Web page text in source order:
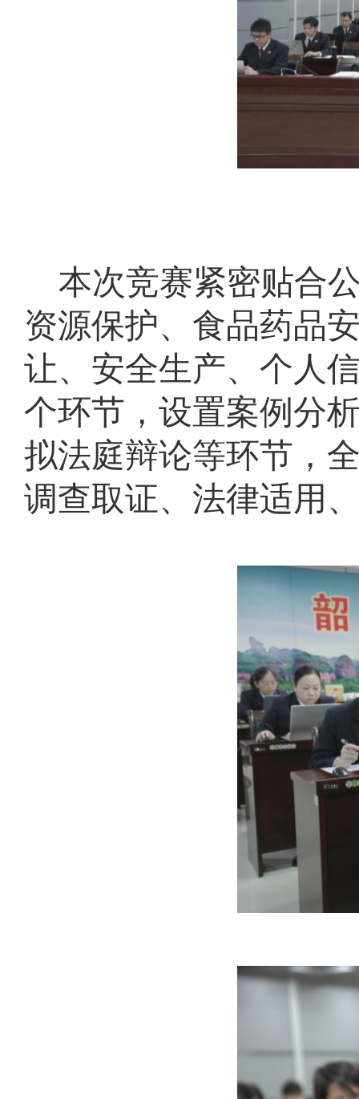
本次竞赛紧密贴合
资源保护、食品药品
让、安全生产、个人
个环节，设置案例分
拟法庭辩论等环节，
调查取证、法律适用